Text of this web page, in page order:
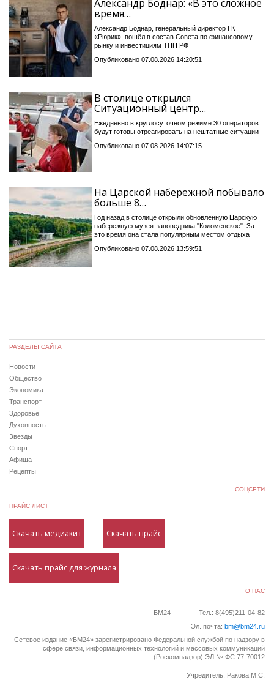
Александр Боднар: «В это сложное
время…
Александр Боднар, генеральный директор ГК
«Рюрик», вошёл в состав Совета по финансовому
рынку и инвестициям ТПП РФ
Опубликовано 07.08.2026 14:20:51
В столице открылся
Ситуационный центр…
Ежедневно в круглосуточном режиме 30 операторов
будут готовы отреагировать на нештатные ситуации
Опубликовано 07.08.2026 14:07:15
На Царской набережной побывало
больше 8…
Год назад в столице открыли обновлённую Царскую
набережную музея-заповедника "Коломенское". За
это время она стала популярным местом отдыха
Опубликовано 07.08.2026 13:59:51
РАЗДЕЛЫ САЙТА
Новости
Общество
Экономика
Транспорт
Здоровье
Духовность
Звезды
Спорт
Афиша
Рецепты
СОЦСЕТИ
ПРАЙС ЛИСТ
Скачать медиакит Скачать прайс
Скачать прайс для журнала
О НАС
БМ24
Тел.: 8(495)211-04-82
Эл. почта: bm@bm24.ru
Сетевое издание «БМ24» зарегистрировано Федеральной службой по надзору в
сфере связи, информационных технологий и массовых коммуникаций
(Роскомнадзор) ЭЛ № ФС 77-70012
Учредитель: Ракова М.С.